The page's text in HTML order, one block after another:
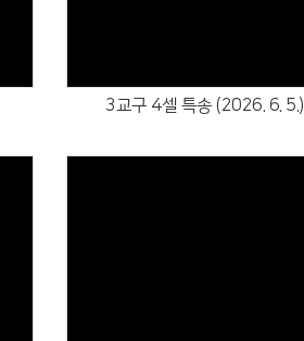
3교구 4셀 특송 (2026. 6. 5.)